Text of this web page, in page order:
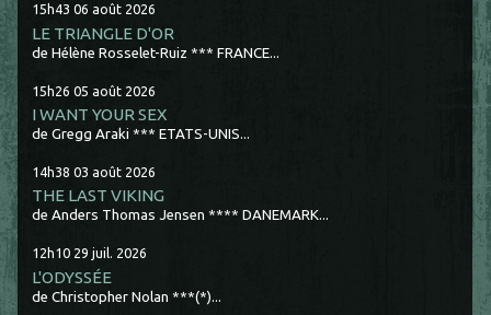
15h43 06 août 2026
LE TRIANGLE D'OR
de Hélène Rosselet-Ruiz *** FRANCE...
15h26 05 août 2026
I WANT YOUR SEX
de Gregg Araki *** ETATS-UNIS...
14h38 03 août 2026
THE LAST VIKING
de Anders Thomas Jensen **** DANEMARK...
12h10 29 juil. 2026
L'ODYSSÉE
de Christopher Nolan ***(*)...